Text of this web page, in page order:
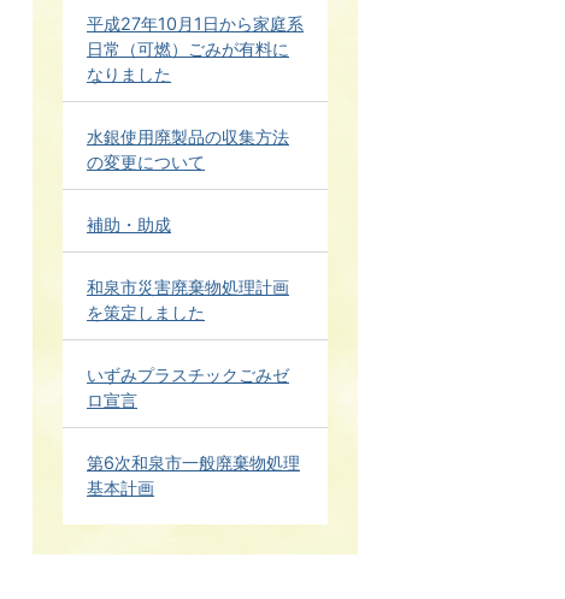
平成27年10月1日から家庭系
日常（可燃）ごみが有料に
なりました
水銀使用廃製品の収集方法
の変更について
補助・助成
和泉市災害廃棄物処理計画
を策定しました
いずみプラスチックごみゼ
ロ宣言
第6次和泉市一般廃棄物処理
基本計画